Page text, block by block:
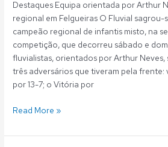
Destaques Equipa orientada por Arthur
regional em Felgueiras O Fluvial
campeão regional de infantis misto, na
competição, que decorreu sábado e
fluvialistas, orientados por Arthur
três adversários que tiveram pela frente:
por 13-7; o Vitória por
Read More »